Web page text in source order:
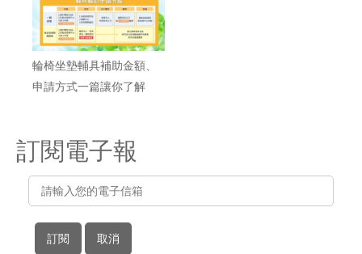
輪椅坐墊輔具補助金額、
申請方式一篇讓你了解
訂閱電子報